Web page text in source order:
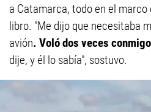
a Catamarca, todo en el
libro. "Me dijo que necesitaba
avión. Voló dos veces conmigo
dije, y él lo sabía", sostuvo.